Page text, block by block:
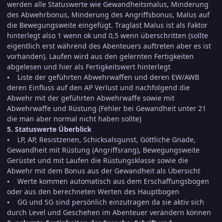
werden alle Statuswerte wie Gewandheitsmalus, Minderung
des Abwehrbonus, Minderung des Angriffsbonus, Malus auf
die Bewegungsweite eingefügt. Traglast Malus ist als Faktor
hinterlegt also 1 wenn ok und 0,5 wenn überschritten (sollte
eigentlich erst während des Abenteuers auftreten aber es ist
vorhanden). Laufen wird aus den gelernten Fertigkeiten
abgelesen und hier als Fertigkeitswert hinterlegt
⦁ Liste der geführten Abwehrwaffen und deren EW/AWB
deren Einfluss auf den AP Verlust und nachfolgend die
Abwehr mit der geführten Abwehrwaffe sowie mit
Abwehrwaffe und Rüstung (Fehler bei Gewandheit unter 21
die man aber normal nicht haben sollte)
5. Statuswerte Überblick
⦁ LP, AP, Resistzenen, Schicksalsgunst, Göttliche Gnade,
Gewandheit mit Rüstung (Angriffsrang), Bewegungsweite
Gerüstet und mit Laufen die Rüstungsklasse sowie die
Abwehr mit dem Bonus aus der Gewandheit als Übersicht
⦁ Werte kommen automatisch aus dem Erschaffungsbogen
oder aus den berechneten Werten des Hauptbogen
⦁ GG und SG sind persönlich einzutragen da sie aktiv sich
durch Level und Geschehen im Abenteuer verändern können